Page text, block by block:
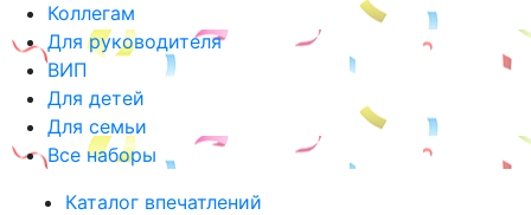
Коллегам
Для руководителя
ВИП
Для детей
Для семьи
Все наборы
Каталог впечатлений